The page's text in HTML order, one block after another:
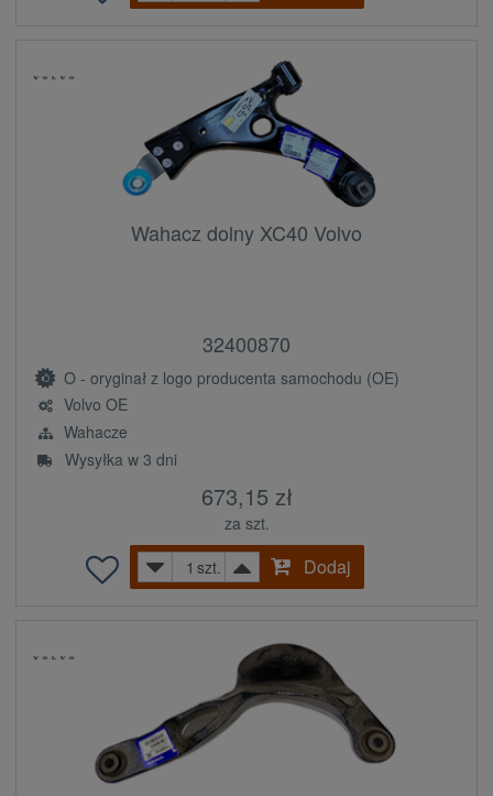
Wahacz dolny XC40 Volvo
32400870
O - oryginał z logo producenta samochodu (OE)
Volvo OE
Wahacze
Wysyłka w 3 dni
673,15 zł
za szt.
szt.
Dodaj